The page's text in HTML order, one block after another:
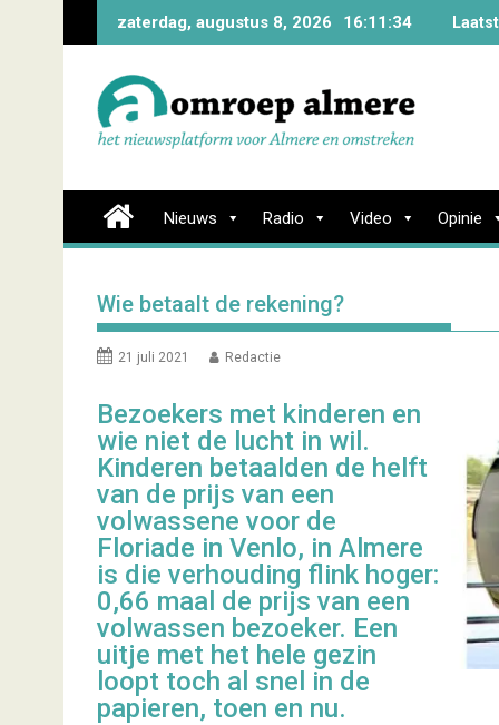
zaterdag, augustus 8, 2026 16:11:35
Nieuws Radio Video Opinie
Wie betaalt de rekening?
21 juli 2021 Redactie
Bezoekers met kinderen en
wie niet de lucht in wil.
Kinderen betaalden de helft
van de prijs van een
volwassene voor de
Floriade in Venlo, in Almere
is die verhouding flink hoger:
0,66 maal de prijs van een
volwassen bezoeker. Een
uitje met het hele gezin
loopt toch al snel in de
papieren, toen en nu.